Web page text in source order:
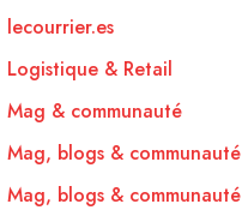
lecourrier.es
Logistique & Retail
Mag & communauté
Mag, blogs & communauté
Mag, blogs & communauté